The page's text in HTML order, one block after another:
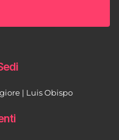
| Luis Obispo